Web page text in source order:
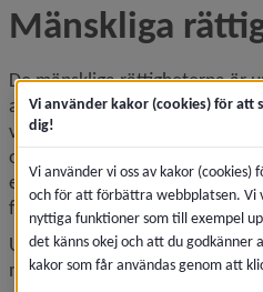
Mänskliga
De mänskliga rättigheterna är
alltid. De slår fast att alla
värde och rättigheter. Umeå
och inkluderande samhälle för
etnicitet, sexuell läggning,
funktionsnedsättning.
Utgångspunkten för arbetet är
mänskliga rättigheter som
Vi använder kakor (cookies) för att
dig!
Vi använder vi oss av kakor
och för att förbättra webbplatsen. Vi
nyttiga funktioner som till exempel
det känns okej och att du godkänner
kakor som får användas genom att